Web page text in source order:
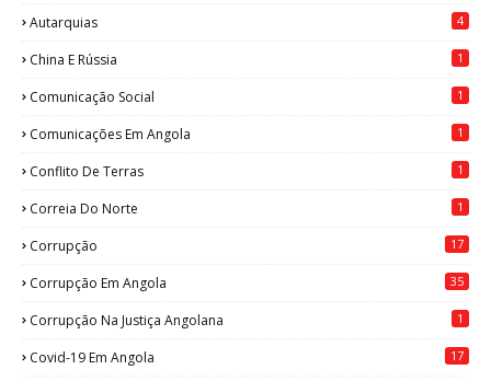
Autarquias 4
China E Rússia 1
Comunicação Social 1
Comunicações Em Angola 1
Conflito De Terras 1
Correia Do Norte 1
Corrupção 17
Corrupção Em Angola 35
Corrupção Na Justiça Angolana 1
Covid-19 Em Angola 17